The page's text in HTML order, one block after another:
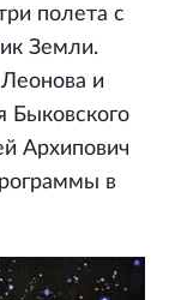
полета с
Земли.
и
Быковского
Архипович
в